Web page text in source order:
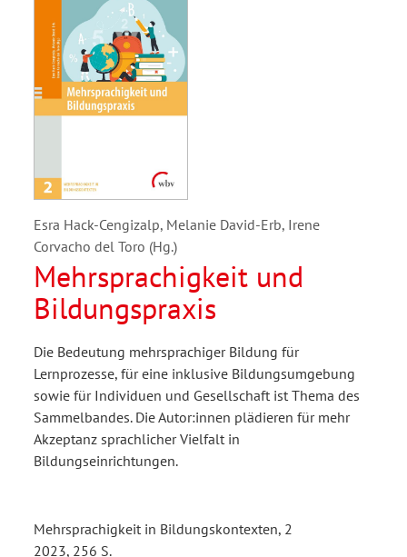
Esra Hack-Cengizalp, Melanie David-Erb, Irene
Corvacho del Toro (Hg.)
Mehrsprachigkeit und
Bildungspraxis
Die Bedeutung mehrsprachiger Bildung für
Lernprozesse, für eine inklusive Bildungsumgebung
sowie für Individuen und Gesellschaft ist Thema des
Sammelbandes. Die Autor:innen plädieren für mehr
Akzeptanz sprachlicher Vielfalt in
Bildungseinrichtungen.
Mehrsprachigkeit in Bildungskontexten, 2
2023, 256 S.